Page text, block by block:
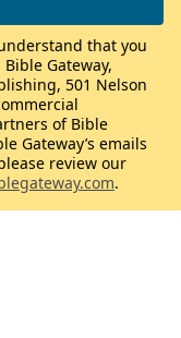
that you
Gateway,
501 Nelson
of Bible
Gateway’s emails
review our
.